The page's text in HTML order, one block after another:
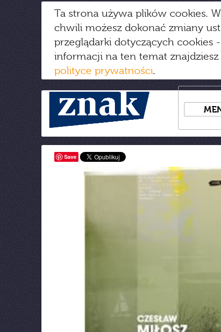
Ta strona używa plików cookies.
chwili możesz dokonać zmiany
przeglądarki dotyczących cookies
informacji na ten temat
polityce prywatności.
Save